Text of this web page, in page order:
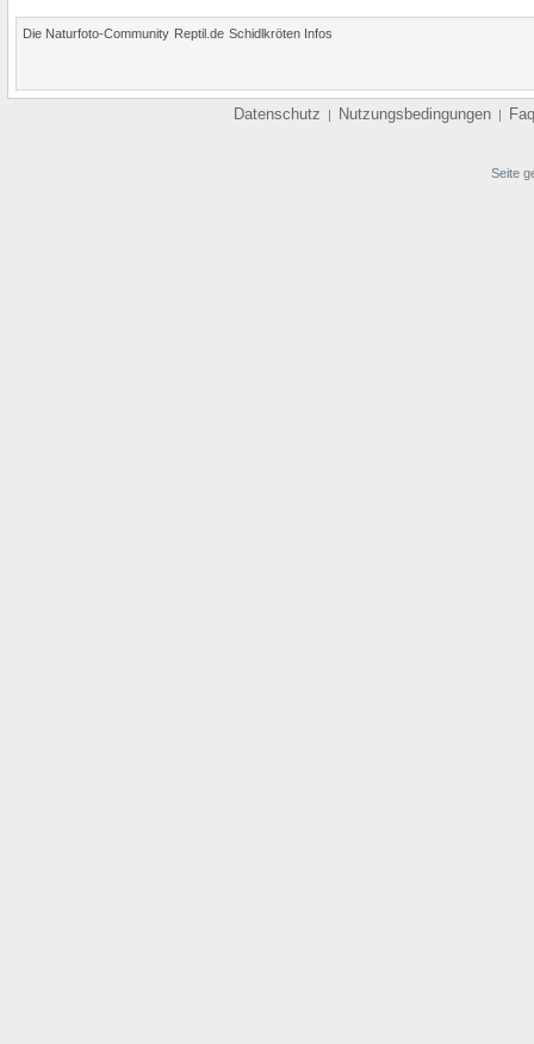
Die Naturfoto-Community Reptil.de Schidlkröten Infos
Datenschutz | Nutzungsbedingungen | Faq
Seite